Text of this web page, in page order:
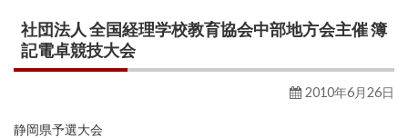
社団法人 全国経理学校教育協会中部地方会主催 簿
記電卓競技大会
2010年6月26日
静岡県予選大会